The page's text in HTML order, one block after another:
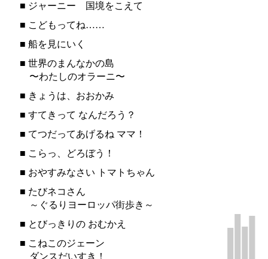
■ ジャーニー 国境をこえて
■ こどもってね……
■ 船を見にいく
■ 世界のまんなかの島
〜わたしのオラーニ〜
■ きょうは、おおかみ
■ すてきって なんだろう？
■ てつだってあげるね ママ！
■ こらっ、どろぼう！
■ おやすみなさい トマトちゃん
■ たびネコさん
～ぐるりヨーロッパ街歩き～
■ とびっきりの おむかえ
■ こねこのジェーン
ダンスだいすき！